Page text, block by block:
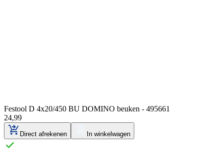
Festool D 4x20/450 BU DOMINO beuken - 495661
24,99
Direct afrekenen In winkelwagen